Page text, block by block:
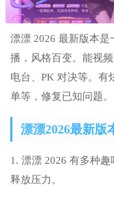
漂漂 2026 最新版本
播，风格百变。能视
电台、PK 对决等。有
单等，修复已知问题。
漂漂2026最新版
1. 漂漂 2026 有多种
释放压力。